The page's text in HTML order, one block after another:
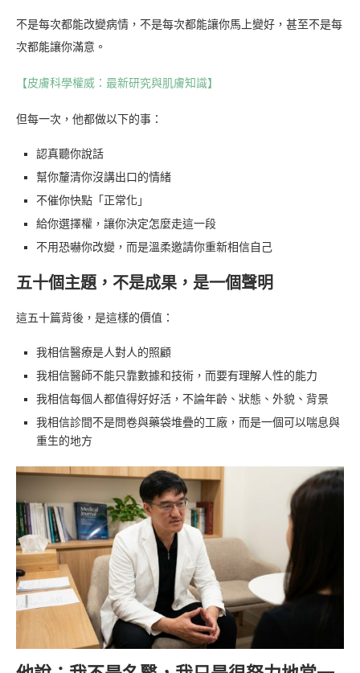
不是每次都能改變病情，不是每次都能讓你馬上變好，甚至不是每
次都能讓你滿意。
【皮膚科學權威：最新研究與肌膚知識】
但每一次，他都做以下的事：
認真聽你說話
幫你釐清你沒講出口的情緒
不催你快點「正常化」
給你選擇權，讓你決定怎麼走這一段
不用恐嚇你改變，而是溫柔邀請你重新相信自己
五十個主題，不是成果，是一個聲明
這五十篇背後，是這樣的價值：
我相信醫療是人對人的照顧
我相信醫師不能只靠數據和技術，而要有理解人性的能力
我相信每個人都值得好好活，不論年齡、狀態、外貌、背景
我相信診間不是問卷與藥袋堆疊的工廠，而是一個可以喘息與
重生的地方